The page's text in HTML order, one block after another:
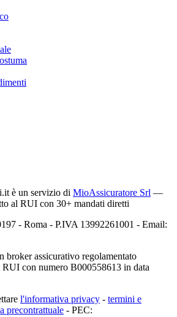
è un servizio di MioAssicuratore Srl —
al RUI con 30+ mandati diretti
- Roma - P.IVA 13992261001 - Email:
broker assicurativo regolamentato
con numero B000558613 in data
l'informativa privacy - termini e
precontrattuale - PEC: